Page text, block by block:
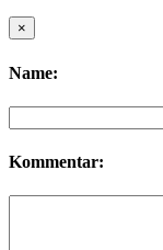
×
Name:
Kommentar: